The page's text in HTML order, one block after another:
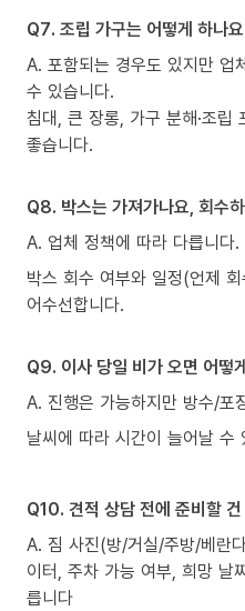
Q7. 조립 가구는 어떻게 하나
A. 포함되는 경우도 있지만 업
수 있습니다.
침대, 큰 장롱, 가구 분해·조립
좋습니다.
Q8. 박스는 가져가나요, 회수
A. 업체 정책에 따라 다릅니다.
박스 회수 여부와 일정(언제
어수선합니다.
Q9. 이사 당일 비가 오면 어떻
A. 진행은 가능하지만 방수/포
날씨에 따라 시간이 늘어날 수
Q10. 견적 상담 전에 준비할
A. 짐 사진(방/거실/주방/베란
이터, 주차 가능 여부, 희망 날
릅니다